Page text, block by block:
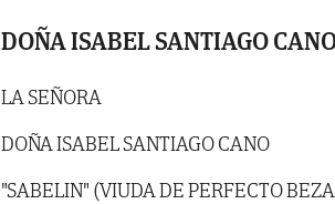
DOÑA ISABEL SANTIAGO
LA SEÑORA
DOÑA ISABEL SANTIAGO CANO
"SABELIN" (VIUDA DE PERFECTO